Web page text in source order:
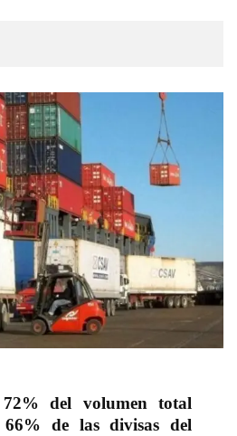
72% del volumen total
de las divisas del